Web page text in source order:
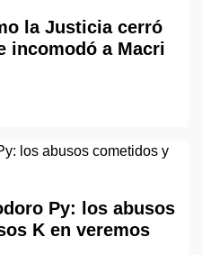
la Justicia cerró
incomodó a Macri
Py: los abusos
K en veremos